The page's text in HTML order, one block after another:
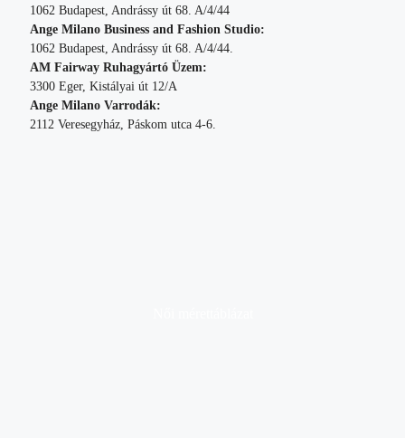
1062 Budapest, Andrássy út 68. A/4/44
Ange Milano Business and Fashion Studio:
1062 Budapest, Andrássy út 68. A/4/44.
AM Fairway Ruhagyártó Üzem:
3300 Eger, Kistályai út 12/A
Ange Milano Varrodák:
2112 Veresegyház, Páskom utca 4-6.